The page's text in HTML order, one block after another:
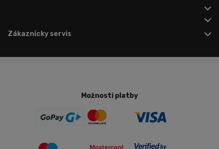
Zákaznícky servis
Možnosti platby